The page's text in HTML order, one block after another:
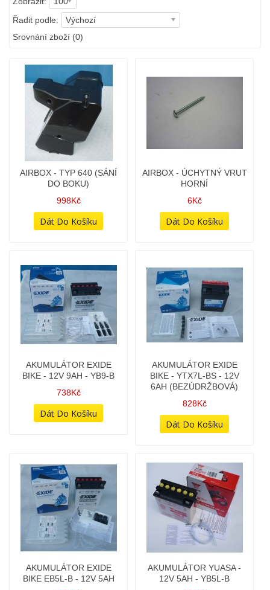
Řadit podle:
Výchozí
Srovnání zboží (0)
AIRBOX - TYP 640 (SÁNÍ
DO BOKU)
998Kč
AIRBOX - ÚCHYTNÝ VRUT
HORNÍ
6Kč
AKUMULÁTOR EXIDE
BIKE - 12V 9AH - YB9-B
738Kč
AKUMULÁTOR EXIDE
BIKE - YTX7L-BS - 12V
6AH (BEZÚDRŽBOVÁ)
828Kč
AKUMULÁTOR EXIDE
BIKE EB5L-B - 12V 5AH
AKUMULÁTOR YUASA -
12V 5AH - YB5L-B